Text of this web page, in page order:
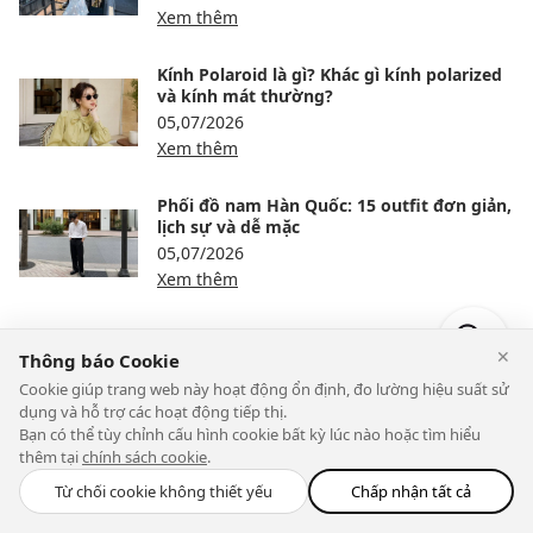
Xem thêm
Kính Polaroid là gì? Khác gì kính polarized
và kính mát thường?
05,07/2026
Xem thêm
Phối đồ nam Hàn Quốc: 15 outfit đơn giản,
lịch sự và dễ mặc
05,07/2026
Xem thêm
dáng và phối đồ dễ mặc
04,07/2026
Xem thêm
Phối đồ với chân váy dài đen: 15 cách mặc
thanh, sang và không bị nặng
04,07/2026
✕
Thông báo Cookie
Cookie giúp trang web này hoạt động ổn định, đo lường hiệu suất sử
dụng và hỗ trợ các hoạt động tiếp thị.
Bạn có thể tùy chỉnh cấu hình cookie bất kỳ lúc nào hoặc tìm hiểu
thêm tạichính sách cookie.
Từ chối cookie không thiết yếu
Chấp nhận tất cả